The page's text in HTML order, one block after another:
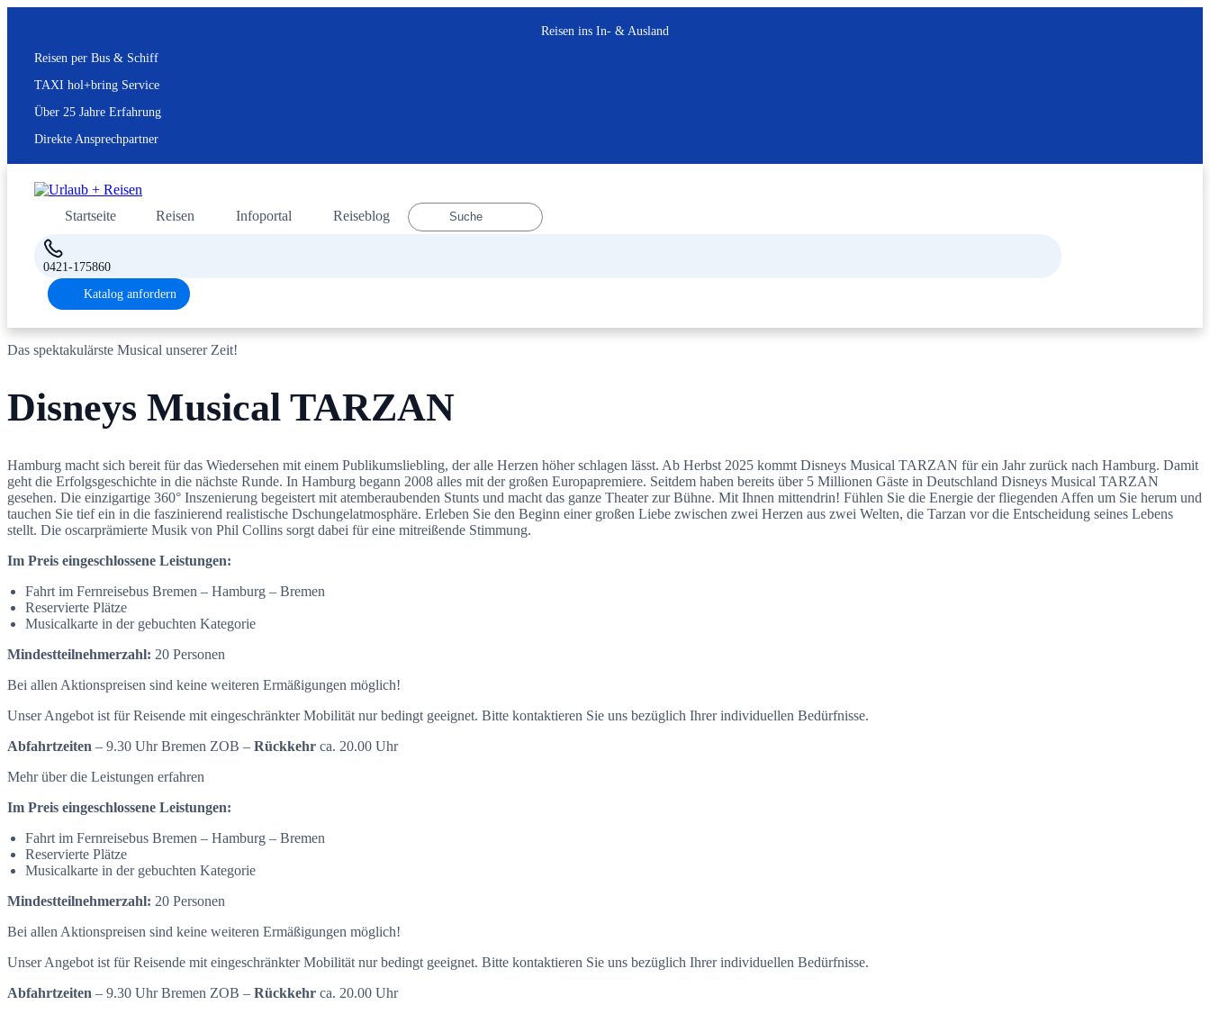
Reisen ins In- & Ausland
Reisen per Bus & Schiff
TAXI hol+bring Service
Über 25 Jahre Erfahrung
Direkte Ansprechpartner
Startseite Reisen Infoportal Reiseblog
0421-175860
Katalog anfordern
Das spektakulärste Musical unserer Zeit!
Disneys Musical TARZAN
Hamburg macht sich bereit für das Wiedersehen mit einem Publikumsliebling, der alle Herzen höher schlagen lässt. Ab Herbst 2025 kommt Disneys Musical TARZAN für ein Jahr zurück nach Hamburg. Damit
geht die Erfolgsgeschichte in die nächste Runde. In Hamburg begann 2008 alles mit der großen Europapremiere. Seitdem haben bereits über 5 Millionen Gäste in Deutschland Disneys Musical TARZAN
gesehen. Die einzigartige 360° Inszenierung begeistert mit atemberaubenden Stunts und macht das ganze Theater zur Bühne. Mit Ihnen mittendrin! Fühlen Sie die Energie der fliegenden Affen um Sie herum und
tauchen Sie tief ein in die faszinierend realistische Dschungelatmosphäre. Erleben Sie den Beginn einer großen Liebe zwischen zwei Herzen aus zwei Welten, die Tarzan vor die Entscheidung seines Lebens
stellt. Die oscarprämierte Musik von Phil Collins sorgt dabei für eine mitreißende Stimmung.
Im Preis eingeschlossene Leistungen:
Fahrt im Fernreisebus Bremen – Hamburg – Bremen
Reservierte Plätze
Musicalkarte in der gebuchten Kategorie
Mindestteilnehmerzahl: 20 Personen
Bei allen Aktionspreisen sind keine weiteren Ermäßigungen möglich!
Unser Angebot ist für Reisende mit eingeschränkter Mobilität nur bedingt geeignet. Bitte kontaktieren Sie uns bezüglich Ihrer individuellen Bedürfnisse.
Abfahrtzeiten – 9.30 Uhr Bremen ZOB – Rückkehr ca. 20.00 Uhr
Mehr über die Leistungen erfahren
Im Preis eingeschlossene Leistungen:
Fahrt im Fernreisebus Bremen – Hamburg – Bremen
Reservierte Plätze
Musicalkarte in der gebuchten Kategorie
Mindestteilnehmerzahl: 20 Personen
Bei allen Aktionspreisen sind keine weiteren Ermäßigungen möglich!
Unser Angebot ist für Reisende mit eingeschränkter Mobilität nur bedingt geeignet. Bitte kontaktieren Sie uns bezüglich Ihrer individuellen Bedürfnisse.
Abfahrtzeiten – 9.30 Uhr Bremen ZOB – Rückkehr ca. 20.00 Uhr